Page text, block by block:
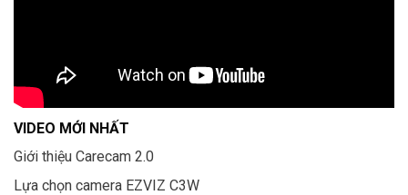
VIDEO MỚI NHẤT
Giới thiệu Carecam 2.0
Lựa chọn camera EZVIZ C3W